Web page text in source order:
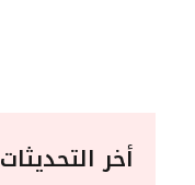
أخر التحديثات